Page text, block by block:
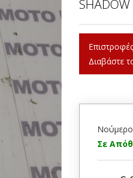
Διαβάστε
Νούμερο
Σε